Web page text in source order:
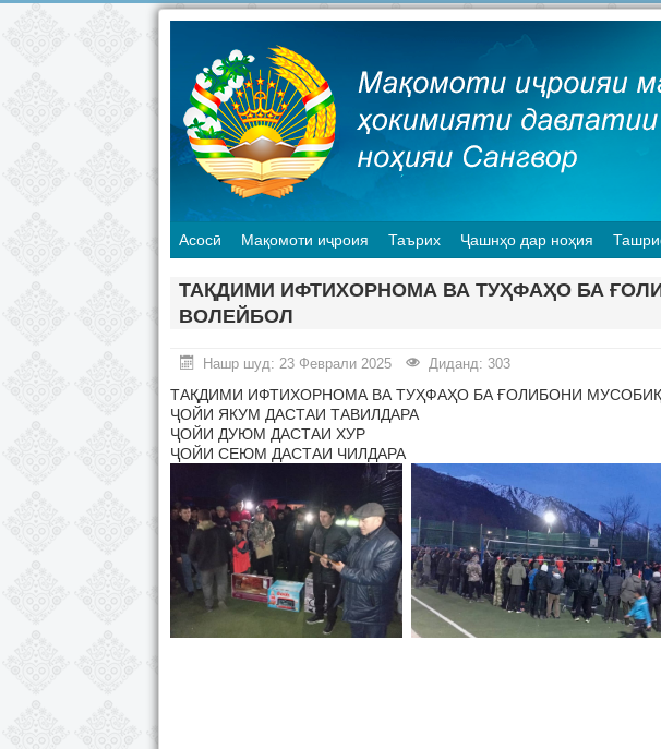
Асосӣ Мақомоти иҷроия Таърих Ҷашнҳо дар ноҳия
ТАҚДИМИ ИФТИХОРНОМА ВА ТУҲФАҲО БА
ВОЛЕЙБОЛ
Нашр шуд: 23 Феврали 2025 Диданд: 303
ТАҚДИМИ ИФТИХОРНОМА ВА ТУҲФАҲО БА ҒОЛИБОНИ
ҶОЙИ ЯКУМ ДАСТАИ ТАВИЛДАРА
ҶОЙИ ДУЮМ ДАСТАИ ХУР
ҶОЙИ СЕЮМ ДАСТАИ ЧИЛДАРА